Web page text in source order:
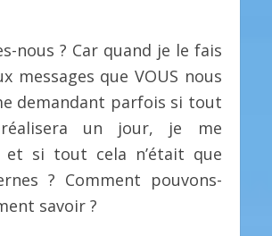
nous ? Car quand je le fais
messages que VOUS nous
demandant parfois si tout
un jour, je me
et si tout cela n’était que
? Comment pouvons-
savoir ?